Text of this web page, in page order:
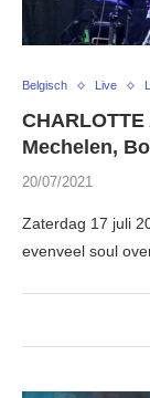
Belgisch Live
CHARLOTTE
Mechelen,
20/07/2021
Zaterdag 17 juli
evenveel soul